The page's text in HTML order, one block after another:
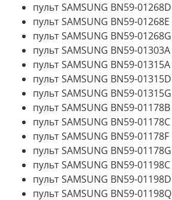
пульт SAMSUNG BN59-01268D
пульт SAMSUNG BN59-01268E
пульт SAMSUNG BN59-01268G
пульт SAMSUNG BN59-01303A
пульт SAMSUNG BN59-01315A
пульт SAMSUNG BN59-01315D
пульт SAMSUNG BN59-01315G
пульт SAMSUNG BN59-01178B
пульт SAMSUNG BN59-01178C
пульт SAMSUNG BN59-01178F
пульт SAMSUNG BN59-01178G
пульт SAMSUNG BN59-01198C
пульт SAMSUNG BN59-01198D
пульт SAMSUNG BN59-01198Q